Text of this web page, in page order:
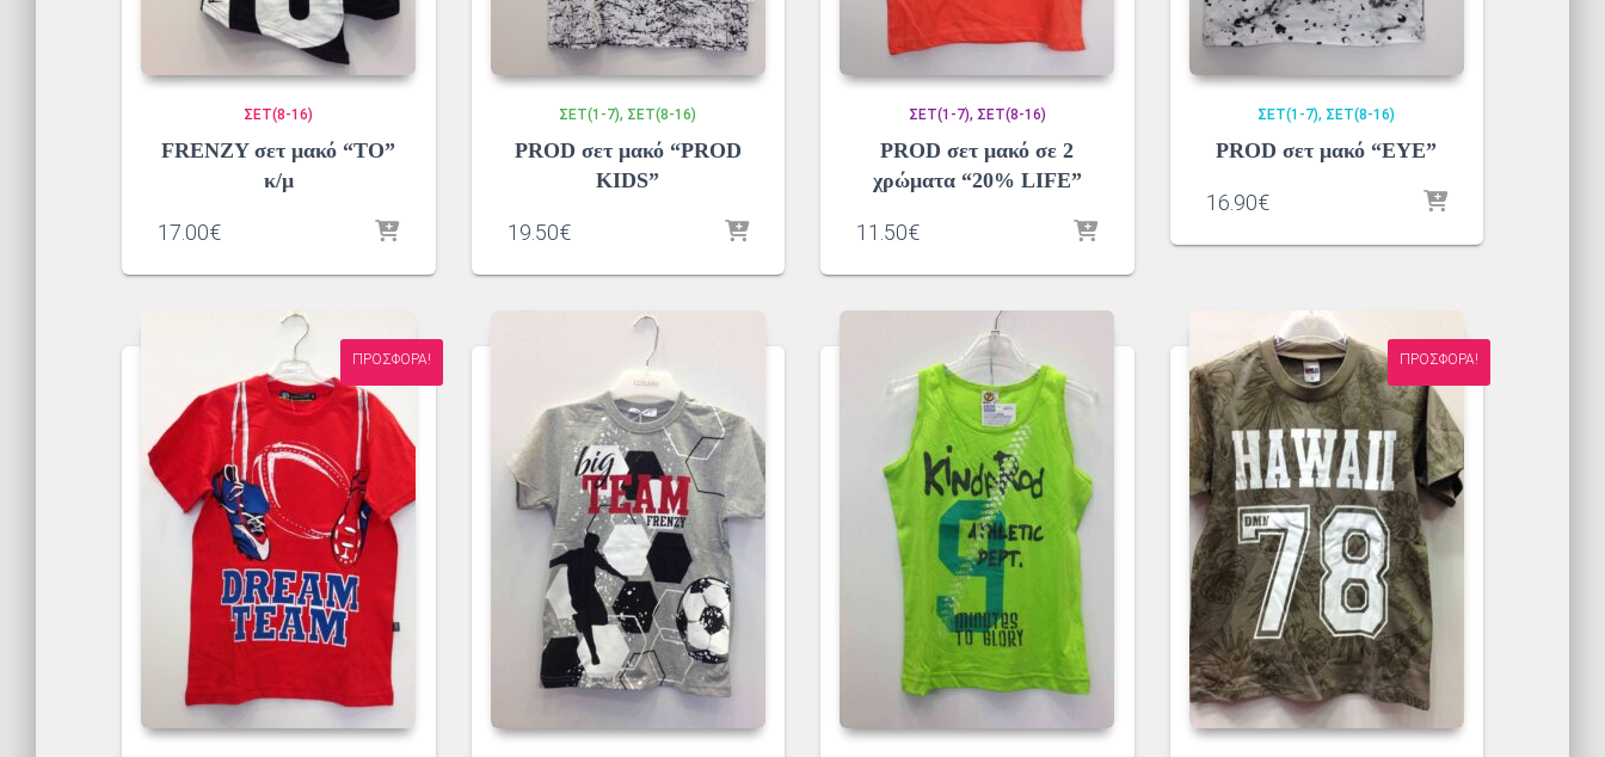
ΣΕΤ(8-16)
FRENZY σετ μακό “TO”
κ/μ
17.00€
ΣΕΤ(1-7) ΣΕΤ(8-16)
PROD σετ μακό “PROD
KIDS”
19.50€
ΣΕΤ(1-7) ΣΕΤ(8-16)
PROD σετ μακό σε 2
χρώματα “20% LIFE”
11.50€
ΣΕΤ(1-7) ΣΕΤ(8-16)
PROD σετ μακό “EYE”
16.90€
ΠΡΟΣΦΟΡΆ! ΠΡΟΣΦΟΡΆ!